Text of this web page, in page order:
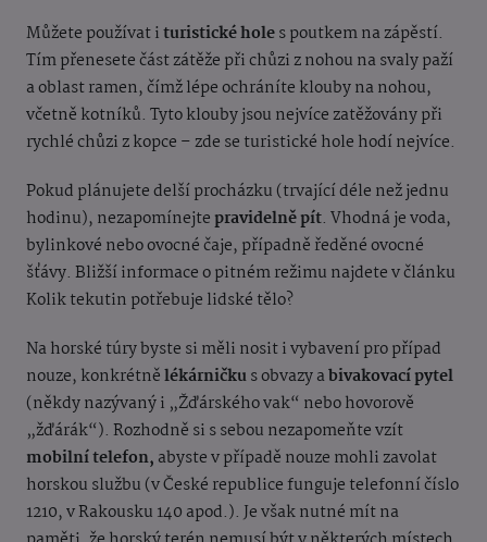
Můžete používat ituristické holes poutkem na zápěstí.
Tím přenesete část zátěže při chůzi z nohou na svaly paží
a oblast ramen, čímž lépe ochráníte klouby na nohou,
včetně kotníků. Tyto klouby jsou nejvíce zatěžovány při
rychlé chůzi z kopce – zde se turistické hole hodí nejvíce.
Pokud plánujete delší procházku (trvající déle než jednu
hodinu), nezapomínejte pravidelně pít. Vhodná je voda,
bylinkové nebo ovocné čaje, případně ředěné ovocné
šťávy. Bližší informace o pitném režimu najdete v článku
Kolik tekutin potřebuje lidské tělo?
Na horské túry byste si měli nosit i vybavení pro případ
nouze, konkrétnělékárničkus obvazy abivakovací pytel
(někdy nazývaný i „Žďárského vak“ nebo hovorově
„žďárák“). Rozhodně si s sebou nezapomeňte vzít
mobilní telefon, abyste v případě nouze mohli zavolat
horskou službu (v České republice funguje telefonní číslo
1210, v Rakousku 140 apod.). Je však nutné mít na